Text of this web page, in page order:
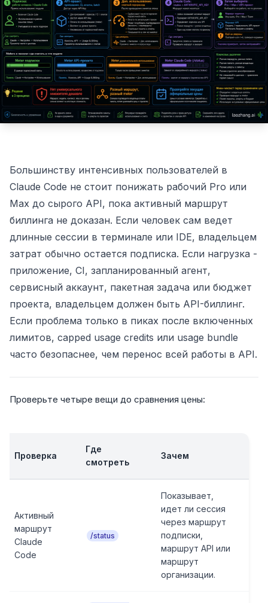
Большинству интенсивных пользователей в
Claude Code не стоит понижать рабочий Pro или
Max до сырого API, пока активный маршрут
биллинга не доказан. Если человек сам ведет
длинные сессии в терминале или IDE, владельцем
затрат обычно остается подписка. Если нагрузка -
приложение, CI, запланированный агент,
сервисный аккаунт, пакетная задача или бюджет
проекта, владельцем должен быть API-биллинг.
Если проблема только в пиках после включенных
лимитов, capped usage credits или usage bundle
часто безопаснее, чем перенос всей работы в API.
Проверьте четыре вещи до сравнения цены:
Проверка
Где
смотреть
Зачем
Активный
маршрут
Claude
Code
/status
Показывает,
идет ли сессия
через маршрут
подписки,
маршрут API или
маршрут
организации.